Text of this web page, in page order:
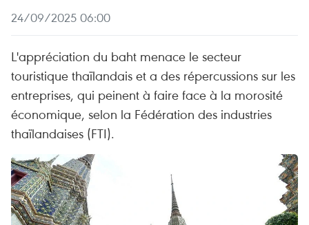
24/09/2025 06:00
L'appréciation du baht menace le secteur
touristique thaïlandais et a des répercussions sur les
entreprises, qui peinent à faire face à la morosité
économique, selon la Fédération des industries
thaïlandaises (FTI).